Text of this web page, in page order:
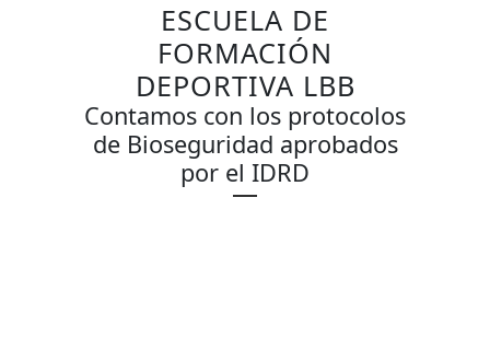
ESCUELA DE
FORMACIÓN
DEPORTIVA LBB
Contamos con los protocolos
de Bioseguridad aprobados
por el IDRD